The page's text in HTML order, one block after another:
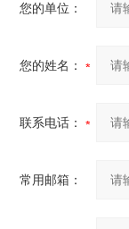
您的单位：
您的姓名：
联系电话：
常用邮箱：